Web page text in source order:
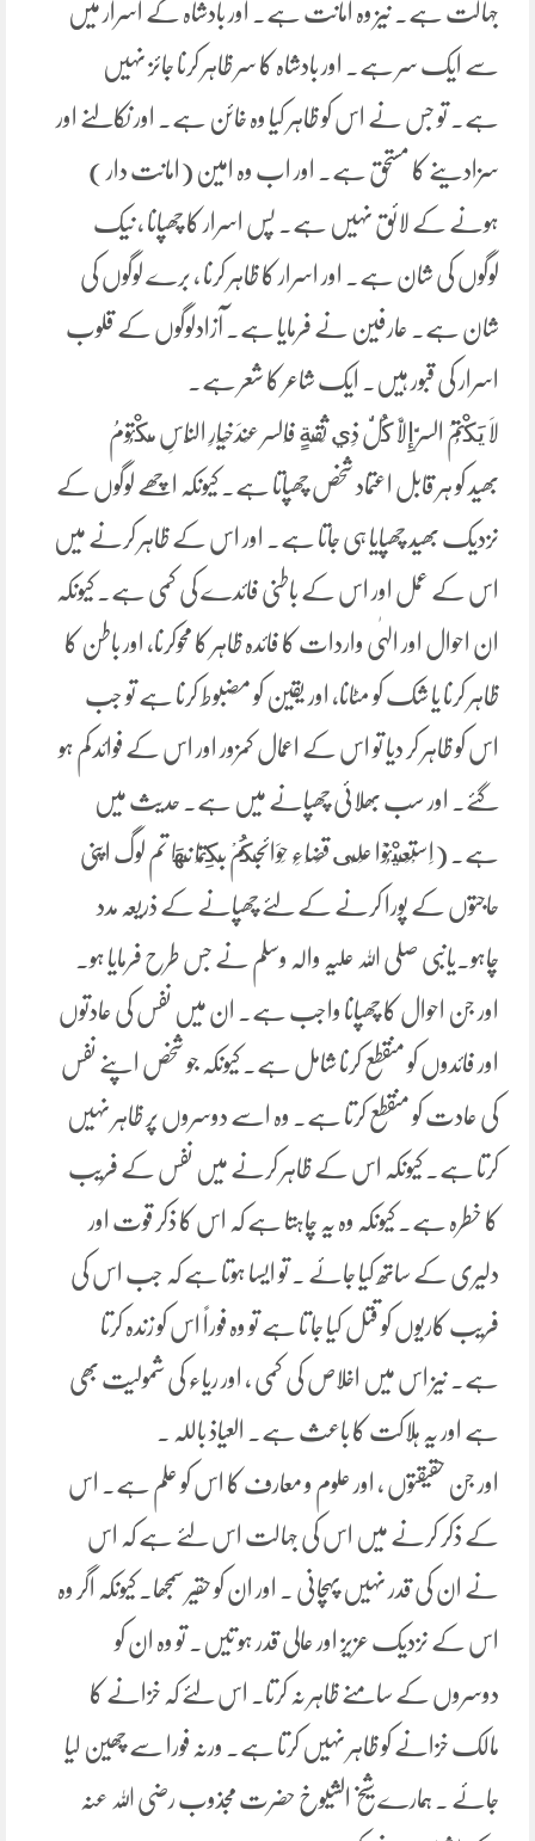
جہالت ہے۔ نیز وہ امانت ہے۔ اور بادشاہ کے اسرار میں
سے ایک سر ہے۔ اور بادشاہ کا سر ظاہر کرنا جائز نہیں
ہے۔ تو جس نے اس کو ظاہر کیا وہ خائن ہے۔ اور نکالنے اور
سزادینے کا مستحق ہے۔ اور اب وہ امین (امانت دار )
ہونے کے لائق نہیں ہے۔ پس اسرار کا چھپانا ، نیک
لوگوں کی شان ہے۔ اور اسرار کا ظاہر کرنا ، برے لوگوں کی
شان ہے۔ عارفین نے فرمایا ہے۔ آزادلوگوں کے قلوب
اسرار کی قبور ہیں۔ ایک شاعر کا شعر ہے۔
لَا يَكْتُمُ السرَّ إِلَّا كُلُّ ذِي ثِقَةٍ فَالسر عِندَخِیَارِ النَّاسِ مَكْتُومُ
بھید کو ہر قابل اعتماد شخص چھپاتا ہے۔ کیونکہ اچھے لوگوں کے
نزدیک بھید چھپایا ہی جاتا ہے۔ اور اس کے ظاہر کرنے میں
اس کے عمل اور اس کے باطنی فائدے کی کمی ہے۔ کیونکہ
ان احوال اور الہٰی واردات کا فائدہ ظاہر کا محوکرنا، اور باطن کا
ظاہر کرنا یا شک کو مٹانا، اور یقین کو مضبوط کرنا ہے تو جب
اس کو ظاہر کر دیا تو اس کے اعمال کمزور اور اس کے فوائد کم ہو
گئے۔ اور سب بھلائی چھپانے میں ہے۔ حدیث میں
ہے۔ (اِسْتَعِيْنُوْا عَلَى قَضَاءِ حَوَائِجكُمْ بِكِتْمَا نِهَا تم لوگ اپنی
حاجتوں کے پورا کرنے کے لئے چھپانے کے ذریعہ مدد
چاہو۔یانبی صلی اللہ علیہ والہ وسلم نے جس طرح فرمایا ہو۔
اور جن احوال کا چھپانا واجب ہے۔ ان میں نفس کی عادتوں
اور فائدوں کو منقطع کرنا شامل ہے۔ کیونکہ جو شخص اپنے نفس
کی عادت کو منقطع کرتا ہے۔ وہ اسے دوسروں پر ظاہر نہیں
کرتا ہے۔ کیونکہ اس کے ظاہر کرنے میں نفس کے فریب
کا خطرہ ہے۔ کیونکہ وہ یہ چاہتا ہے کہ اس کا ذکر قوت اور
دلیری کے ساتھ کیا جائے ۔ تو ایسا ہوتا ہے کہ جب اس کی
فریب کاریوں کو قتل کیا جا تا ہے تو وہ فوراً اس کو زندہ کرتا
ہے۔ نیز اس میں اخلاص کی کمی ، اور ریاء کی شمولیت بھی
ہے اور یہ ہلاکت کا باعث ہے۔ العیاذ باللہ ۔
اور جن حقیقتوں ، اور علوم و معارف کا اس کو علم ہے۔ اس
کے ذکر کرنے میں اس کی جہالت اس لئے ہے کہ اس
نے ان کی قدر نہیں پہچانی ۔ اور ان کو حقیر سمجھا۔ کیونکہ اگر وہ
اس کے نزدیک عزیز اور عالی قدر ہو تیں۔ تو وہ ان کو
دوسروں کے سامنے ظاہر نہ کرتا۔ اس لئے کہ خزانے کا
مالک خزانے کو ظاہر نہیں کرتا ہے۔ ورنہ فورا سے چھین لیا
جائے ۔ ہمارے شیخ الشیوخ حضرت مجذوب رضی اللہ عنہ